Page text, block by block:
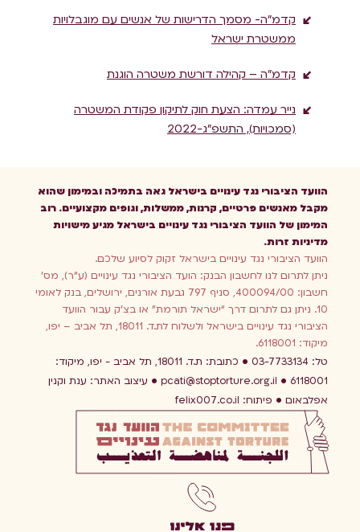
קדמ”ה- מסמך הדרישות של אנשים עם מוגבלויות
ממשטרת ישראל
קדמ”ה – קהילה דורשת משטרה הוגנת
נייר עמדה: הצעת חוק לתיקון פקודת המשטרה
(סמכויות), התשפ”ג-2022
הוועד הציבורי נגד עינויים בישראל גאה בתמיכה ובמימון שהוא
מקבל מאנשים פרטיים, קרנות, ממשלות, וגופים מקצועיים. רוב
המימון של הוועד הציבורי נגד עינויים בישראל מגיע מישויות
מדיניות זרות.
הוועד הציבורי נגד עינויים בישראל זקוק לסיוע שלכם.
ניתן לתרום לנו לחשבון הבנק: הועד הציבורי נגד עינויים (ע”ר), מס’
חשבון: 400094/00, סניף 797 גבעת אורנים, ירושלים, בנק לאומי
10. ניתן גם לתרום דרך “ישראל תורמת” או בצ’ק עבור הוועד
הציבורי נגד עינויים בישראל ולשלוח לת.ד. 18011, תל אביב – יפו,
מיקוד: 6118001.
טל: 03-7733134
כתובת: ת.ד. 18011, תל אביב - יפו, מיקוד:
6118001
pcati@stoptorture.org.il עיצוב האתר: ענת וקנין
אפלבאום
פיתוח: felix007.co.il